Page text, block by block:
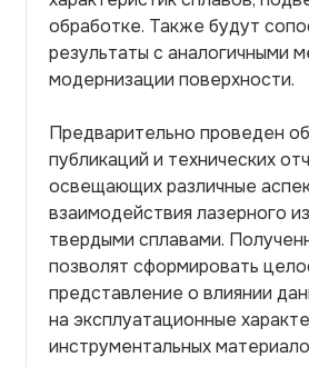
обработке. Также будут
результаты с аналогичными
модернизации поверхности.
Предварительно проведен
публикаций и технических
освещающих различные
взаимодействия лазерного
твердыми сплавами.
позволят сформировать
представление о влиянии
на эксплуатационные
инструментальных